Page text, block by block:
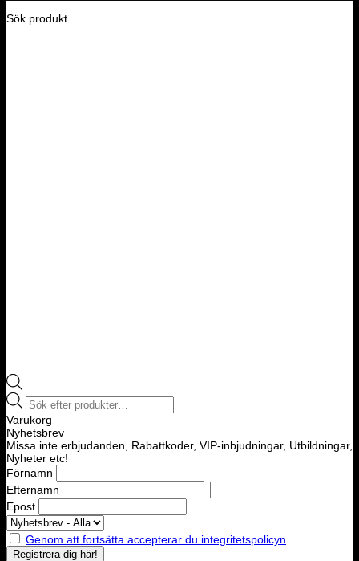
Sök produkt
Products
search
Varukorg
Nyhetsbrev
Missa inte erbjudanden, Rabattkoder, VIP-inbjudningar, Utbildningar,
Nyheter etc!
Förnamn
Efternamn
Epost
Genom att fortsätta accepterar du integritetspolicyn